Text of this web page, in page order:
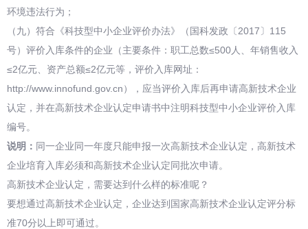
环境违法行为；
（九）符合《科技型中小企业评价办法》（国科发政〔2017〕115
号）评价入库条件的企业（主要条件：职工总数≤500人、年销售收入
≤2亿元、资产总额≤2亿元等，评价入库网址：
http://www.innofund.gov.cn），应当评价入库后再申请高新技术企业
认定，并在高新技术企业认定申请书中注明科技型中小企业评价入库
编号。
说明： 同一企业同一年度只能申报一次高新技术企业认定，高新技术
企业培育入库必须和高新技术企业认定同批次申请。
高新技术企业认定，需要达到什么样的标准呢？
要想通过高新技术企业认定，企业达到国家高新技术企业认定评分标
准70分以上即可通过。